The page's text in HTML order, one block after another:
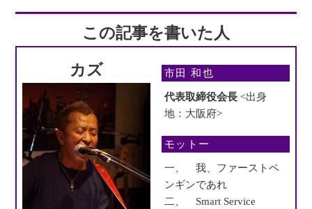
この記事を書いた人
カズ 市田 和也
代表取締役会長<出身
地：大阪府>
モットー
一、 我、ファーストペ
ンギンであれ
二、 Smart Service